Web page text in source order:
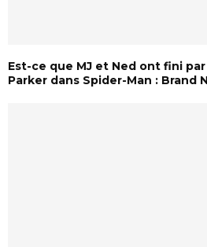
Est-ce que MJ et Ned ont fini
Parker dans Spider-Man : Brand